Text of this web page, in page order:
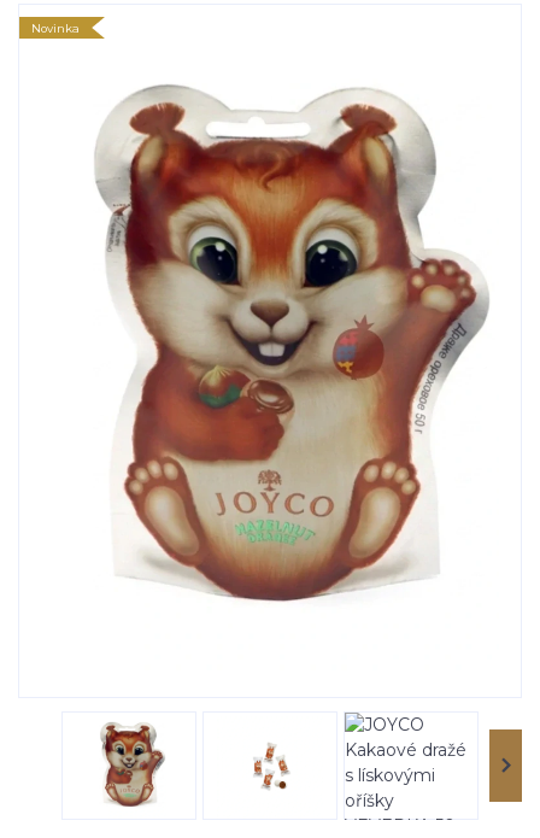
Novinka